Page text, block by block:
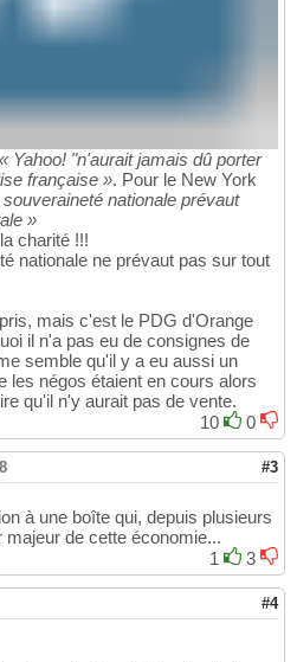
« Yahoo! "n'aurait jamais dû porter
française ». Pour le New York
souveraineté nationale prévaut
»
charité !!!
nationale ne prévaut pas sur tout
mais c'est le PDG d'Orange
il n'a pas eu de consignes de
semble qu'il y a eu aussi un
les négos étaient en cours alors
qu'il n'y aurait pas de vente.
10
0
#3
à une boîte qui, depuis plusieurs
de cette économie...
1
3
#4